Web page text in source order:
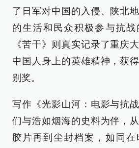
了日军对中国的入侵、陕北
的生活和民众积极参与抗
《苦干》则真实记录了重庆
中国人身上的英雄精神，获
别奖。
写作《光影山河：电影与抗
们与浩如烟海的史料为伴，
胶片再到尘封档案，如同